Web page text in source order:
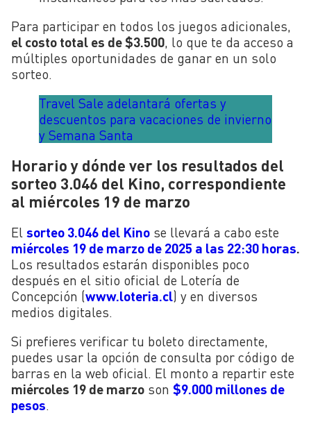
Para participar en todos los juegos adicionales,
el costo total es de $3.500, lo que te da acceso a
múltiples oportunidades de ganar en un solo
sorteo.
Travel Sale adelantará ofertas y
descuentos para vacaciones de invierno
y Semana Santa
Horario y dónde ver los resultados del
sorteo 3.046 del Kino, correspondiente
al miércoles 19 de marzo
El sorteo 3.046 del Kino se llevará a cabo este
miércoles 19 de marzo de 2025 a las 22:30 horas.
Los resultados estarán disponibles poco
después en el sitio oficial de Lotería de
Concepción (www.loteria.cl) y en diversos
medios digitales.
Si prefieres verificar tu boleto directamente,
puedes usar la opción de consulta por código de
barras en la web oficial. El monto a repartir este
miércoles 19 de marzo son $9.000 millones de
pesos.